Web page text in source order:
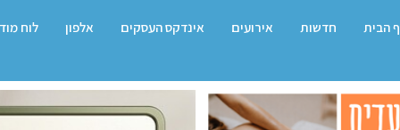
הבית חדשות אירועים אינדקס העסקים אלפון לוח